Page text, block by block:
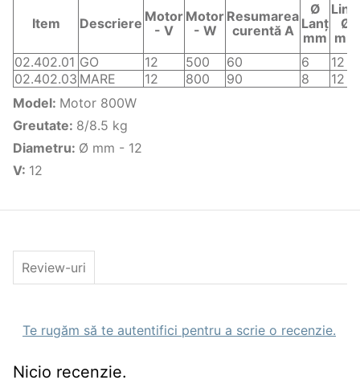
Item Descriere Motor
- V
Motor
- W
Resumarea
curentă A
Ø
Lanț
mm
Linie
Ø
mm
02.402.01 GO 12 500 60 6
12
02.402.03 MARE 12 800 90 8
12
Model: Motor 800W
Greutate: 8/8.5 kg
Diametru: Ø mm - 12
V: 12
Review-uri
Te rugăm să te autentifici pentru a scrie o recenzie.
Nicio recenzie.